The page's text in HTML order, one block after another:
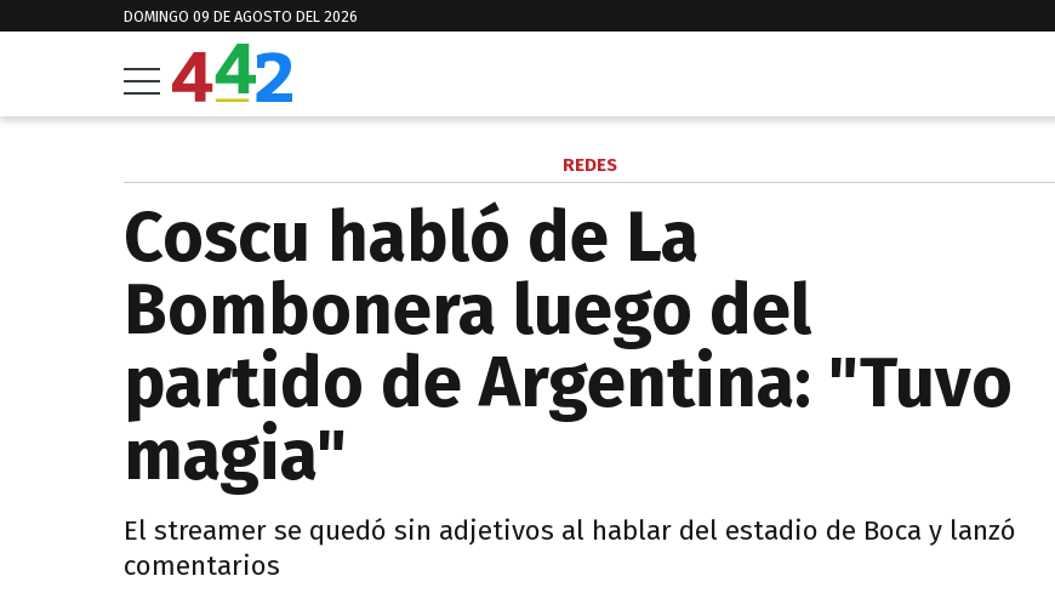
DOMINGO 09 DE AGOSTO DEL 2026
REDES
Coscu habló de La
Bombonera luego del
partido de Argentina: "Tuvo
magia"
El streamer se quedó sin adjetivos al hablar del estadio de Boca y lanzó
comentarios